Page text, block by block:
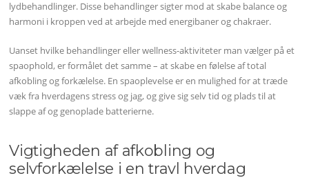
lydbehandlinger. Disse behandlinger sigter mod at skabe balance og
harmoni i kroppen ved at arbejde med energibaner og chakraer.
Uanset hvilke behandlinger eller wellness-aktiviteter man vælger på et
spaophold, er formålet det samme – at skabe en følelse af total
afkobling og forkælelse. En spaoplevelse er en mulighed for at træde
væk fra hverdagens stress og jag, og give sig selv tid og plads til at
slappe af og genoplade batterierne.
Vigtigheden af afkobling og
selvforkælelse i en travl hverdag